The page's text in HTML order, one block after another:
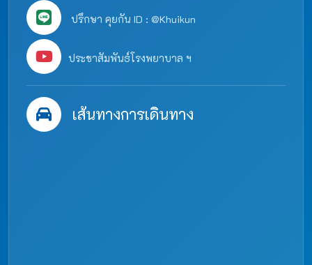
ปรึกษา คุยกัน ID : @Khuikun
ประชาสัมพันธ์โรงพยาบาล ฯ
เส้นทางการเดินทาง